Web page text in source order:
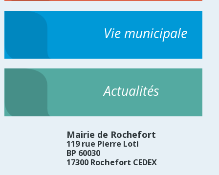
Vie municipale
Actualités
Mairie de Rochefort
119 rue Pierre Loti
BP 60030
17300 Rochefort CEDEX